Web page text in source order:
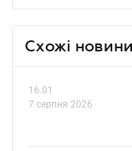
Схожі новини
16.01
7 серпня 2026